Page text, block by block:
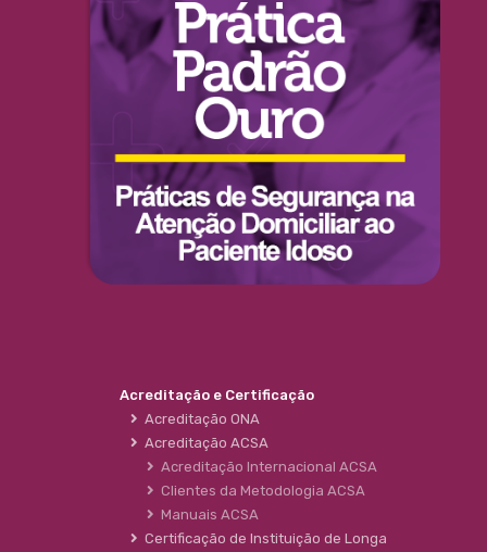
Acreditação e Certificação
Acreditação ONA
Acreditação ACSA
Acreditação Internacional ACSA
Clientes da Metodologia ACSA
Manuais ACSA
Certificação de Instituição de Longa